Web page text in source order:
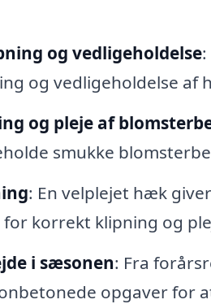
og vedligeholdelse:
og vedligeholdelse af
og pleje af
smukke
: En velplejet hæk
for korrekt klipning og
i sæsonen: Fra
opgaver for